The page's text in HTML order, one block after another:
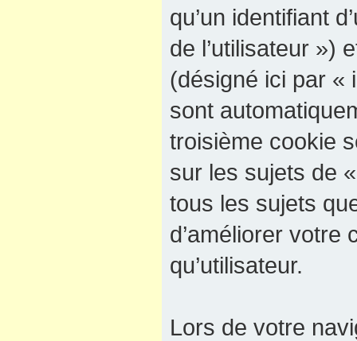
qu’un identifiant
de l’utilisateur »)
(désigné ici par «
sont
troisième cookie
sur les sujets de
tous les sujets
d’améliorer votre
qu’utilisateur.
Lors de votre